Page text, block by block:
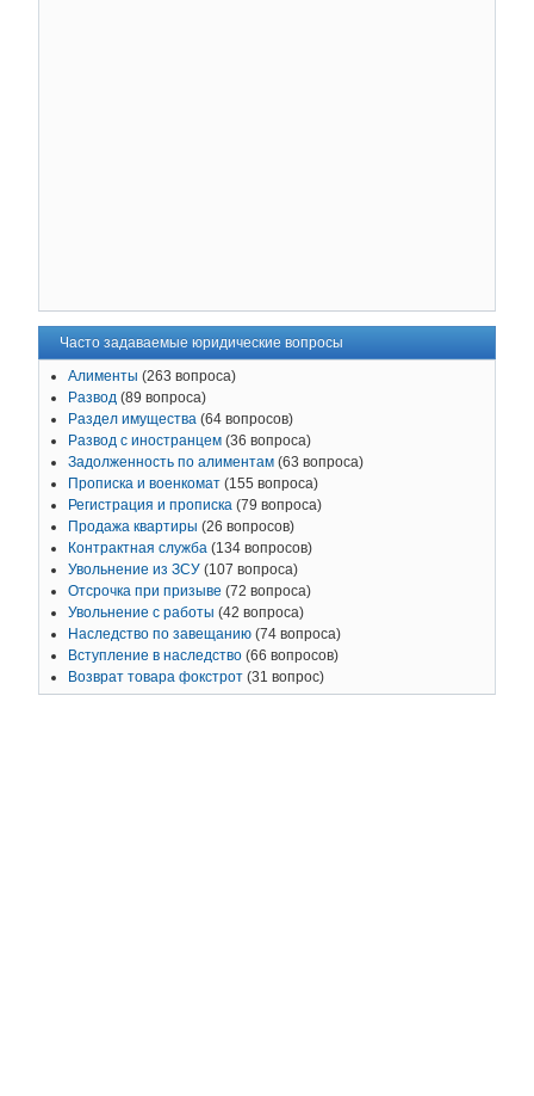
Часто задаваемые юридические вопросы
Алименты (263 вопроса)
Развод (89 вопроса)
Раздел имущества (64 вопросов)
Развод с иностранцем (36 вопроса)
Задолженность по алиментам (63 вопроса)
Прописка и военкомат (155 вопроса)
Регистрация и прописка (79 вопроса)
Продажа квартиры (26 вопросов)
Контрактная служба (134 вопросов)
Увольнение из ЗСУ (107 вопроса)
Отсрочка при призыве (72 вопроса)
Увольнение с работы (42 вопроса)
Наследство по завещанию (74 вопроса)
Вступление в наследство (66 вопросов)
Возврат товара фокстрот (31 вопрос)